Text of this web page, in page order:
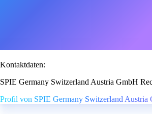
Kontaktdaten:
SPIE Germany Switzerland Austria GmbH
Profil von SPIE Germany Switzerland Austria